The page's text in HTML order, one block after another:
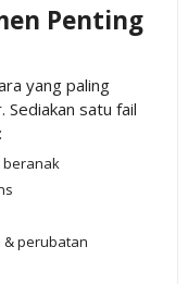
Penting
yang paling
Sediakan satu fail
beranak
& perubatan